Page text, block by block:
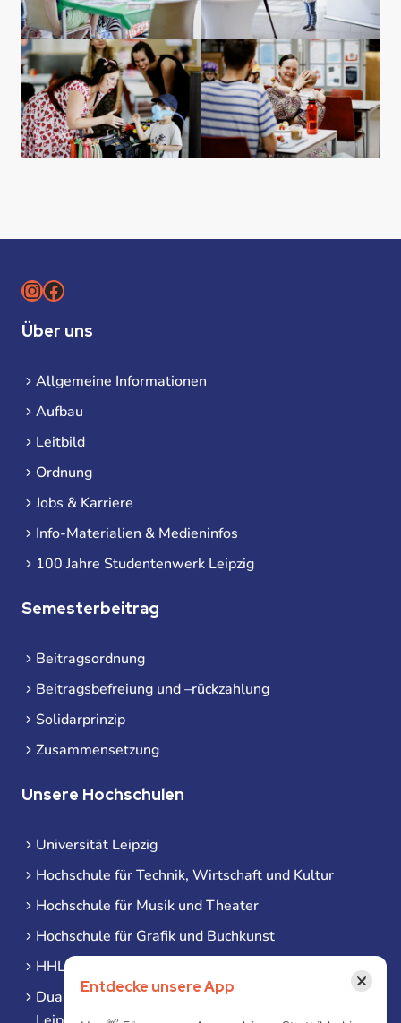
Instagram
Facebook
Über uns
Allgemeine Informationen
Aufbau
Leitbild
Ordnung
Jobs & Karriere
Info-Materialien & Medieninfos
100 Jahre Studentenwerk Leipzig
Semesterbeitrag
Beitragsordnung
Beitragsbefreiung und –rückzahlung
Solidarprinzip
Zusammensetzung
Unsere Hochschulen
Universität Leipzig
Hochschule für Technik, Wirtschaft und Kultur
Hochschule für Musik und Theater
Hochschule für Grafik und Buchkunst
HHL Leipzig
Duale Hochschule Sachsen (DHSN) am Standort
Entdecke unsere App ×